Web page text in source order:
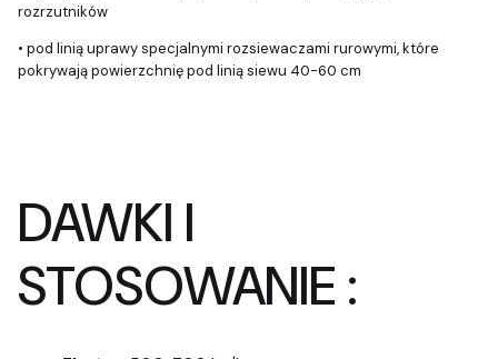
rozrzutników
• pod linią uprawy specjalnymi rozsiewaczami rurowymi, które
pokrywają powierzchnię pod linią siewu 40-60 cm
DAWKI I
STOSOWANIE :